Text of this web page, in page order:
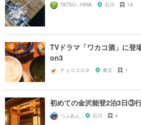
TATSU-.-HINA 石川 16
TVドラマ「ワカコ酒」に登
on3
チョココロネ 東京 1
初めての金沢能登2泊3日③
つぶあん 石川 4